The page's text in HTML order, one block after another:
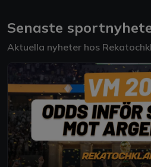
Senaste
Aktuella nyheter hos